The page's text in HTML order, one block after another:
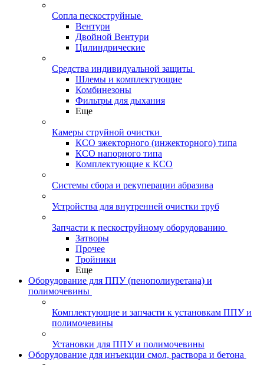
Сопла пескоструйные
Вентури
Двойной Вентури
Цилиндрические
Средства индивидуальной защиты
Шлемы и комплектующие
Комбинезоны
Фильтры для дыхания
Еще
Камеры струйной очистки
КСО эжекторного (инжекторного) типа
КСО напорного типа
Комплектующие к КСО
Системы сбора и рекуперации абразива
Устройства для внутренней очистки труб
Запчасти к пескоструйному оборудованию
Затворы
Прочее
Тройники
Еще
Оборудование для ППУ (пенополиуретана) и
полимочевины
Комплектующие и запчасти к установкам ППУ и
полимочевины
Установки для ППУ и полимочевины
Оборудование для инъекции смол, раствора и бетона